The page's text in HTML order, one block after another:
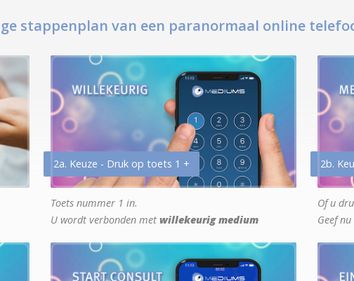
stappenplan van een paranormaal online
2a. Keuze - Druk op toets 1 +
Toets nummer 1 in.
U wordt verbonden met willekeurig medium
2b.
Of u
Geef nu